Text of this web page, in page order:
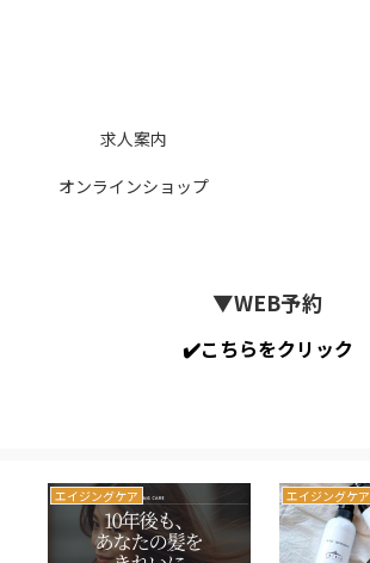
求人案内
オンラインショップ
▼WEB予約
✔️こちらをクリック
エイジングケア エイジングケア